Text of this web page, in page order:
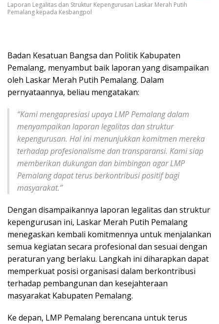
Laporan Legalitas dan Struktur Kepengurusan Laskar Merah Putih
Pemalang kepada Kesbangpol
Badan Kesatuan Bangsa dan Politik Kabupaten
Pemalang, menyambut baik laporan yang disampaikan
oleh Laskar Merah Putih Pemalang. Dalam
pernyataannya, beliau mengatakan:
“Kami mengapresiasi upaya LMP Pemalang dalam
menyampaikan laporan legalitas dan struktur
kepengurusan. Hal ini menunjukkan komitmen mereka
terhadap profesionalisme dan transparansi. Kami siap
memberikan dukungan dan bimbingan agar LMP
Pemalang dapat terus berkontribusi positif bagi
masyarakat.”
Dengan disampaikannya laporan legalitas dan struktur
kepengurusan ini, Laskar Merah Putih Pemalang
menegaskan kembali komitmennya untuk menjalankan
semua kegiatan secara profesional dan sesuai dengan
peraturan yang berlaku. Langkah ini diharapkan dapat
memperkuat posisi organisasi dalam berkontribusi
terhadap pembangunan dan kesejahteraan
masyarakat Kabupaten Pemalang.
Ke depan, LMP Pemalang berencana untuk terus